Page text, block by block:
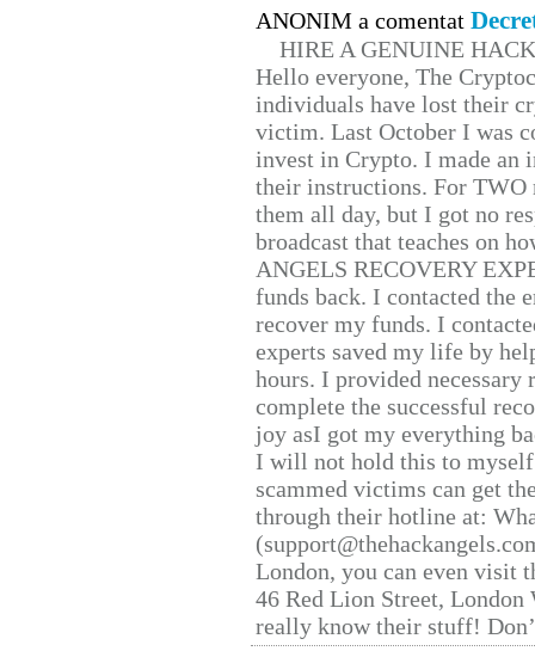
ANONIM a comentat
HIRE A GENUINE
Hello everyone, The
individuals have lost their
victim. Last October I was
invest in Crypto. I made
their instructions. For TWO
them all day, but I got no
broadcast that teaches on
ANGELS RECOVERY
funds back. I contacted the
recover my funds. I
experts saved my life by
hours. I provided
complete the successful
joy asI got my everything
I will not hold this to
scammed victims can get
through their hotline at:
London, you can even visit
46 Red Lion Street, London
really know their stuff!